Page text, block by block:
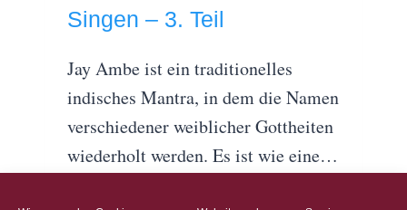
Singen – 3. Teil
Jay Ambe ist ein traditionelles
indisches Mantra, in dem die Namen
verschiedener weiblicher Gottheiten
wiederholt werden. Es ist wie eine…
WEITERLESEN